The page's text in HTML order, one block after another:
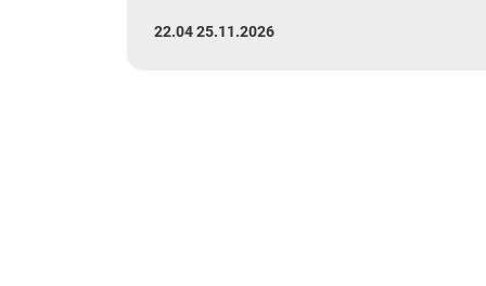
22.04 25.11.2026